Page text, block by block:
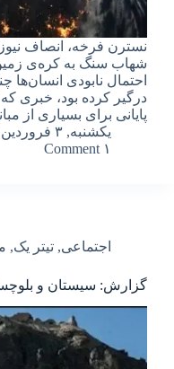
نسترن فرخه، انصاف
احتمال نابودی انسان‌ها
درگیر کرده بود، خبری
پایانی برای بسیاری از
یکشنبه, ۳ فروردین ۱۳۹۹ – ۰۸:۲۰
۱ Comment
اجتماعی, تیتر یک,
گزارش: سیستان و